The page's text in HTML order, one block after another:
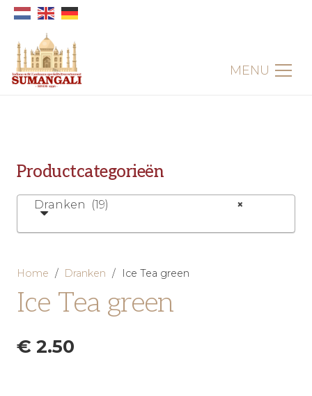
MENU
Productcategorieën
×
Dranken (19)
Home / Dranken / Ice Tea green
Ice Tea green
€ 2.50